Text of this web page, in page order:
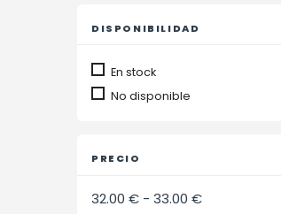
DISPONIBILIDAD
En stock
No disponible
PRECIO
32.00 € - 33.00 €